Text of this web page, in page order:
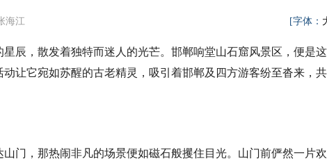
海江 [字体：
辰，散发着独特而迷人的光芒。邯郸响堂山石窟风景区，便是
让它宛如苏醒的古老精灵，吸引着邯郸及四方游客纷至沓来，
门，那热闹非凡的场景便如磁石般攫住目光。山门前俨然一片